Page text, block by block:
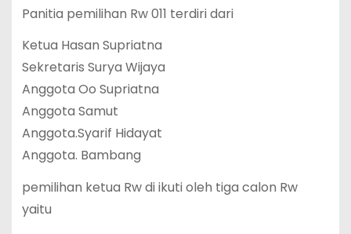
Panitia pemilihan Rw 011 terdiri dari
Ketua Hasan Supriatna
Sekretaris Surya Wijaya
Anggota Oo Supriatna
Anggota Samut
Anggota.Syarif Hidayat
Anggota. Bambang
pemilihan ketua Rw di ikuti oleh tiga calon Rw
yaitu